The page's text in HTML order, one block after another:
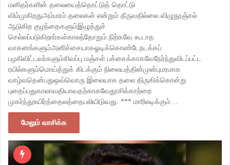
மனிதர்களின் தலையைத்தொட்டுத் தொட்டு
விம்முகிறதுஅம்மரம்.தலைகள் என்றும் தீருவதில்லை.விழுதூஞ்சல்
ஆடுகிற குழந்தைகளும்இழுத்துச்
செல்லப்படுகிறார்கள்காலந்தோறும்.நிற்கவே கூடாத
வாகனங்களும்அனிச்சையாகஓடிக்கொண்டேநடக்கப்
பழகிவிட்டவர்களும்சிவப்பு மஞ்சள் பச்சைக்காகவேநேர்ந்துவிடப்பட்ட
ரயில்களும்மொய்த்துக் கிடக்கும் நிலையத்தின்முன்புமரமாக
வாழ்வதென்பதுஒவ்வொரு இலையாக தலை திருகிக்கொன்று
புதைப்பதுகாலாவதியாவதற்காகவேதூசிக்காற்றை
முகர்ந்துஉயிர்த்தைலத்தைபலியிடுவது. *** மாரிலடிக்கும்…
மேலும் வாசிக்க